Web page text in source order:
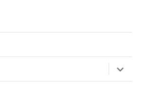
Zobrazit
položky